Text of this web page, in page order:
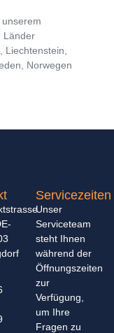
Länder
Norwegen
Servicezeiten
Unser
Serviceteam
steht Ihnen
während der
Öffnungszeiten
zur
Verfügung,
um Ihre
Fragen zu